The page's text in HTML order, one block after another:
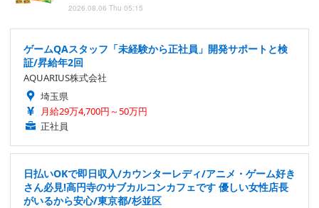
2026.08.06 Thu 05:15
ゲームQAスタッフ「未経験から正社員」開発サポートと検
証/昇給年2回
AQUARIUS株式会社
埼玉県
月給29万4,700円～50万円
正社員
日払いOKで即日収入/カウンターレディ/アニメ・ゲーム好き
さん必見!高円寺のサブカルコンカフェです 優しい女性店長
がいるから安心/東京都/杉並区